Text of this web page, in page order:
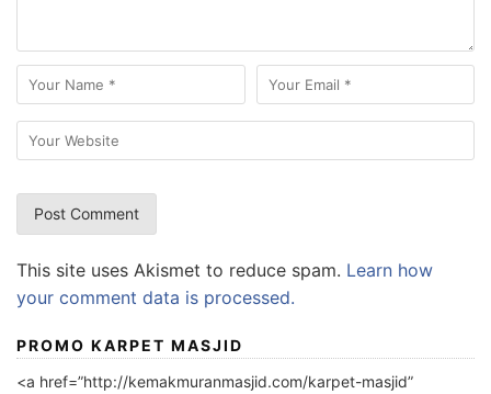
This site uses Akismet to reduce spam. Learn how
your comment data is processed.
PROMO KARPET MASJID
<a href=”http://kemakmuranmasjid.com/karpet-masjid”